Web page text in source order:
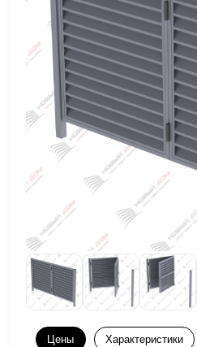
Цены Характеристики